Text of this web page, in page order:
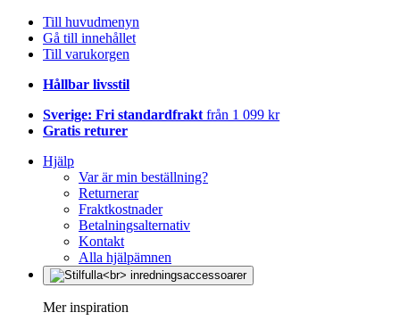
Till huvudmenyn
Gå till innehållet
Till varukorgen
Hållbar livsstil
Sverige: Fri standardfrakt från 1 099 kr
Gratis returer
Hjälp
Var är min beställning?
Returnerar
Fraktkostnader
Betalningsalternativ
Kontakt
Alla hjälpämnen
Mer inspiration